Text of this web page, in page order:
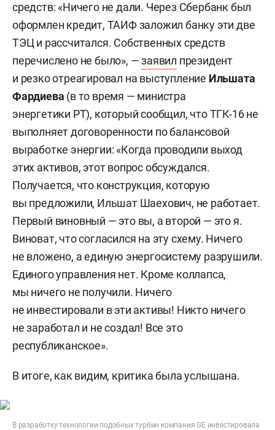
средств: «Ничего не дали. Через Сбербанк был
оформлен кредит, ТАИФ заложил банку эти две
ТЭЦ и рассчитался. Собственных средств
перечислено не было», —заявил президент
и резко отреагировал на выступление Ильшата
Фардиева (в то время — министра
энергетики РТ), который сообщил, что ТГК-16 не
выполняет договоренности по балансовой
выработке энергии: «Когда проводили выход
этих активов, этот вопрос обсуждался.
Получается, что конструкция, которую
вы предложили, Ильшат Шаехович, не работает.
Первый виновный — это вы, а второй — это я.
Виноват, что согласился на эту схему. Ничего
не вложено, а единую энергосистему разрушили.
Единого управления нет. Кроме коллапса,
мы ничего не получили. Ничего
не инвестировали в эти активы! Никто ничего
не заработал и не создал! Все это
республиканское».
В итоге, как видим, критика была услышана.
В разработку технологии подобных турбин компания GE инвестировала